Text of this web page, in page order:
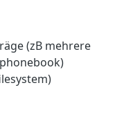
(zB mehrere